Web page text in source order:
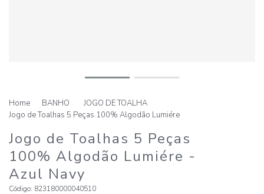
BANHO
JOGO DE TOALHA
Jogo de Toalhas 5 Peças 100% Algodão Lumiére
Jogo de Toalhas 5 Peças
100% Algodão Lumiére -
Azul Navy
Código: 823180000040510